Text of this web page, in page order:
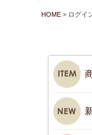
HOME ログイ